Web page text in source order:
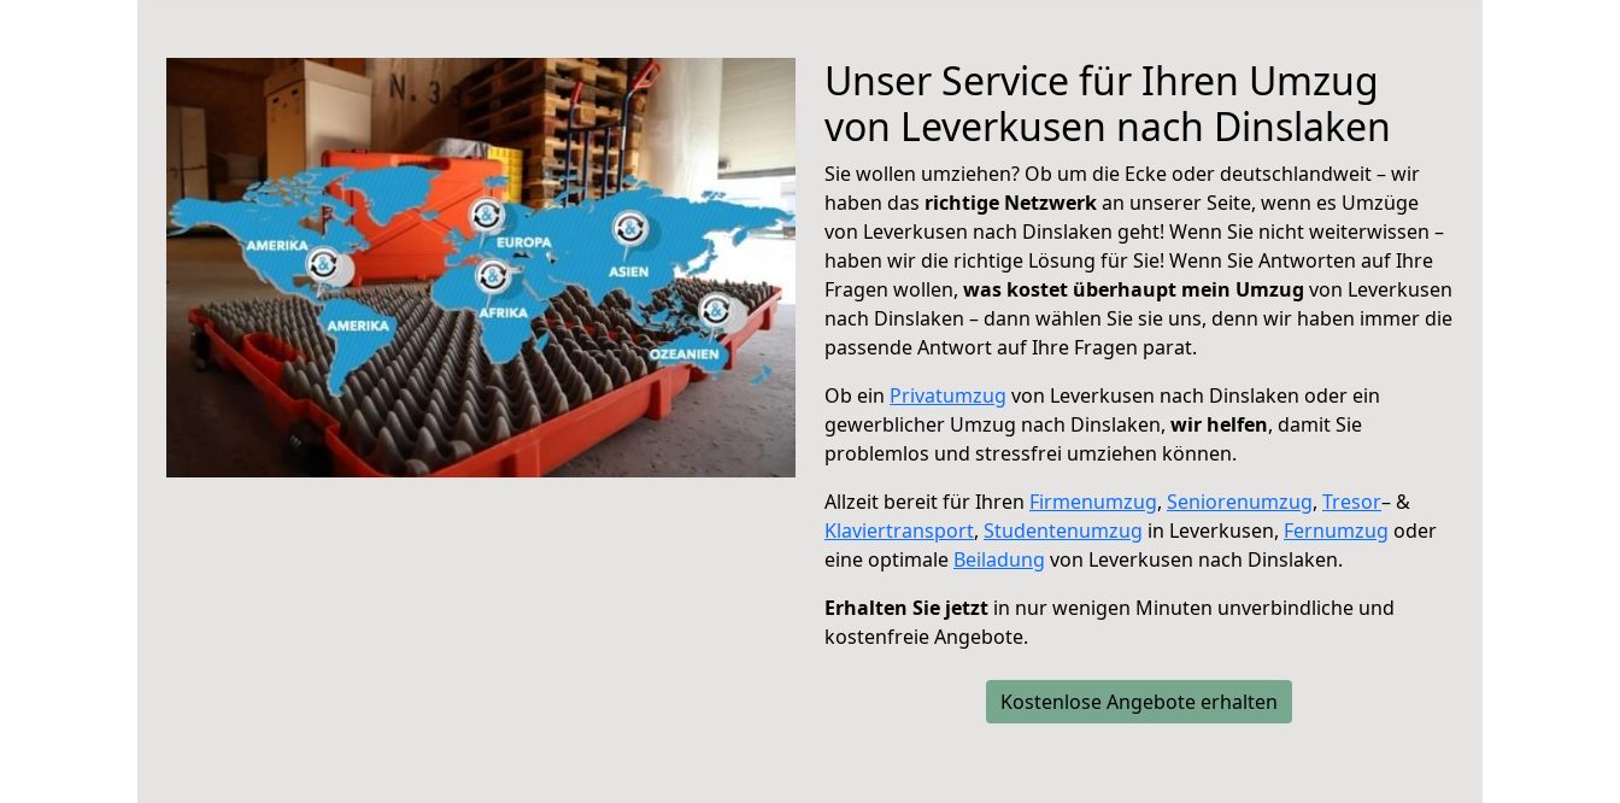
Unser Service für Ihren Umzug
von Leverkusen nach Dinslaken
Sie wollen umziehen? Ob um die Ecke oder deutschlandweit – wir
haben das richtige Netzwerkan unserer Seite, wenn es Umzüge
von Leverkusen nach Dinslaken geht! Wenn Sie nicht weiterwissen –
haben wir die richtige Lösung für Sie! Wenn Sie Antworten auf Ihre
Fragen wollen, was kostet überhaupt mein Umzug von Leverkusen
nach Dinslaken – dann wählen Sie sie uns, denn wir haben immer die
passende Antwort auf Ihre Fragen parat.
Ob ein Privatumzug von Leverkusen nach Dinslaken oder ein
gewerblicher Umzug nach Dinslaken, wir helfen, damit Sie
problemlos und stressfrei umziehen können.
Allzeit bereit für Ihren Firmenumzug, Seniorenumzug, Tresor– &
Klaviertransport, Studentenumzug in Leverkusen, Fernumzug oder
eine optimale Beiladung von Leverkusen nach Dinslaken.
Erhalten Sie jetzt in nur wenigen Minuten unverbindliche und
kostenfreie Angebote.
Kostenlose Angebote erhalten